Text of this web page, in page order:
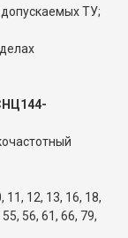
ТУ;
11, 12, 13, 16, 18,
56, 61, 66, 79,